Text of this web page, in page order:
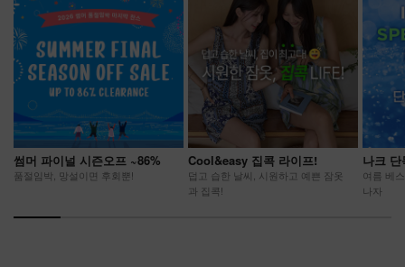
썸머 파이널 시즌오프 ~86%
품절임박, 망설이면 후회뿐!
Cool&easy 집콕 라이프!
덥고 습한 날씨, 시원하고 예쁜 잠옷
과 집콕!
나크
여름 베
나자